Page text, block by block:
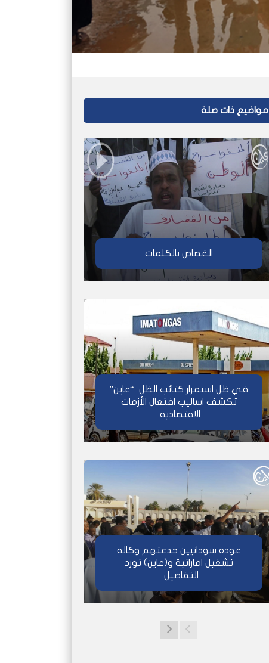
مواضيع ذات صلة
القصاص بالكلمات
في ظل استمرار كتائب الظل “عاين”
تكشف اساليب افتعال الأزمات
الاقتصادية
عودة سودانيين خدعتهم وكالة
تشغيل اماراتية و(عاين) تورد
التفاصيل